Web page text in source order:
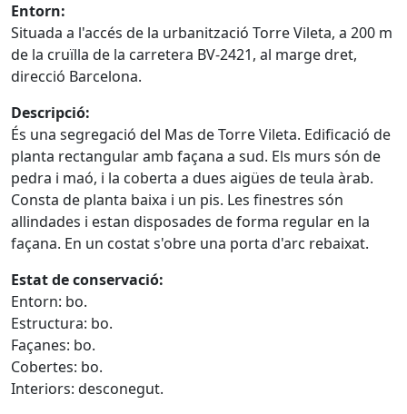
Entorn:
Situada a l'accés de la urbanització Torre Vileta, a 200 m
de la cruïlla de la carretera BV-2421, al marge dret,
direcció Barcelona.
Descripció:
És una segregació del Mas de Torre Vileta. Edificació de
planta rectangular amb façana a sud. Els murs són de
pedra i maó, i la coberta a dues aigües de teula àrab.
Consta de planta baixa i un pis. Les finestres són
allindades i estan disposades de forma regular en la
façana. En un costat s'obre una porta d'arc rebaixat.
Estat de conservació:
Entorn: bo.
Estructura: bo.
Façanes: bo.
Cobertes: bo.
Interiors: desconegut.